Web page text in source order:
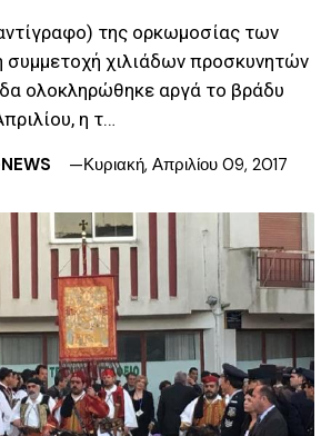
της ορκωμοσίας των
χιλιάδων προσκυνητών
ολοκληρώθηκε αργά το βράδυ
η τ…
Κυριακή, Απριλίου 09, 2017